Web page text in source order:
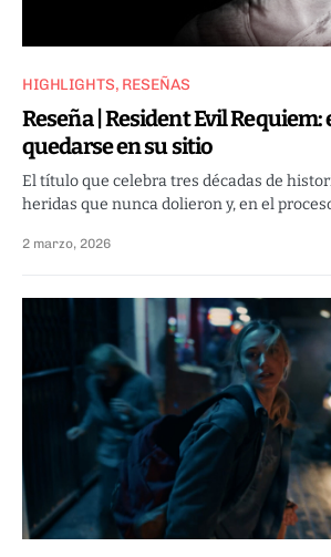
HIGHLIGHTS RESEÑAS
Reseña | Resident Evil Requiem:
quedarse en su sitio
El título que celebra tres décadas de
heridas que nunca dolieron y, en el
2 marzo, 2026